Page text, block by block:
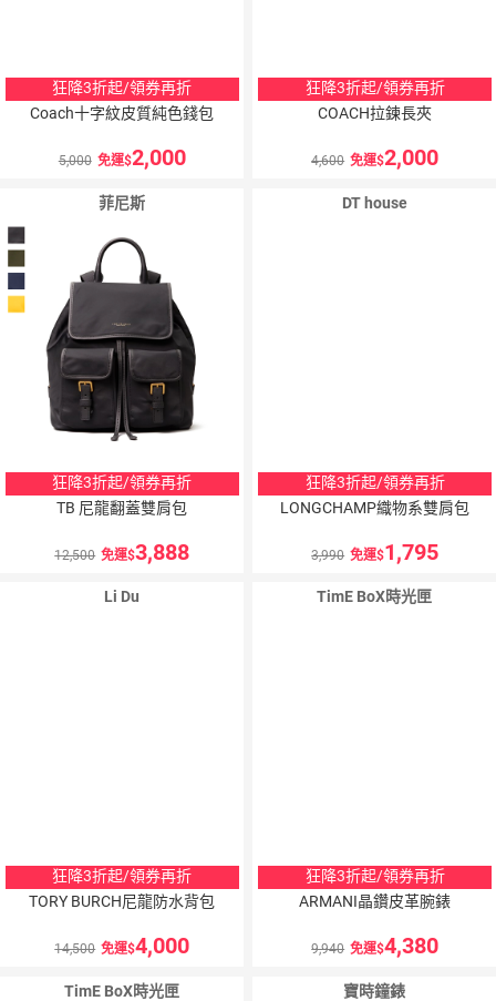
狂降3折起/領券再折
Coach十字紋皮質純色錢包
5,000 免運 2,000
狂降3折起/領券再折
COACH拉鍊長夾
4,600 免運 2,000
菲尼斯
狂降3折起/領券再折
TB 尼龍翻蓋雙肩包
12,500 免運 3,888
DT house
狂降3折起/領券再折
LONGCHAMP織物系雙肩包
3,990 免運 1,795
Li Du
狂降3折起/領券再折
TORY BURCH尼龍防水背包
14,500 免運 4,000
TimE BoX時光匣
狂降3折起/領券再折
ARMANI晶鑽皮革腕錶
9,940 免運 4,380
TimE BoX時光匣 寶時鐘錶